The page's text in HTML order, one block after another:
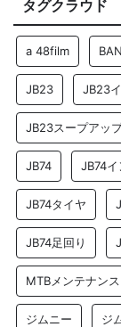
タグクラウド
a 48film
JB23 JB23
JB23スープアッ
JB74 JB74
JB74タイヤ
JB74足回り
MTBメンテナンス
ジムニー ジ